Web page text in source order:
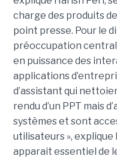
charge des produits
point presse. Pour le
préoccupation central
en puissance des
applications
d’assistant qui
rendu d’un PPT mais
systèmes et sont
utilisateurs », explique
apparait essentiel de